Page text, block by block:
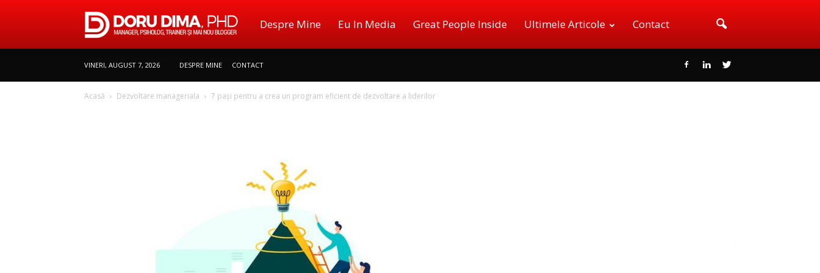
Doru
Manager,
Psiholog,
Trainer
Despre Mine Eu In Media Great People Inside Ultimele Articole Contact
VINERI, AUGUST 7, 2026 DESPRE MINE CONTACT
Acasă Dezvoltare manageriala 7 pași pentru a crea un program eficient de dezvoltare a liderilor